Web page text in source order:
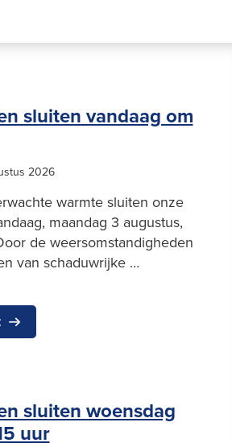
sluiten vandaag om
2026
warmte sluiten onze
maandag 3 augustus,
de weersomstandigheden
van schaduwrijke …
sluiten woensdag
uur